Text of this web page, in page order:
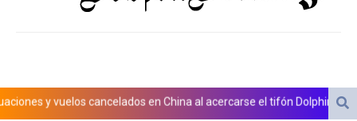
1060.176801
AZN 1.97002
y vuelos cancelados en China al acercarse el tifón Dolphin Llega